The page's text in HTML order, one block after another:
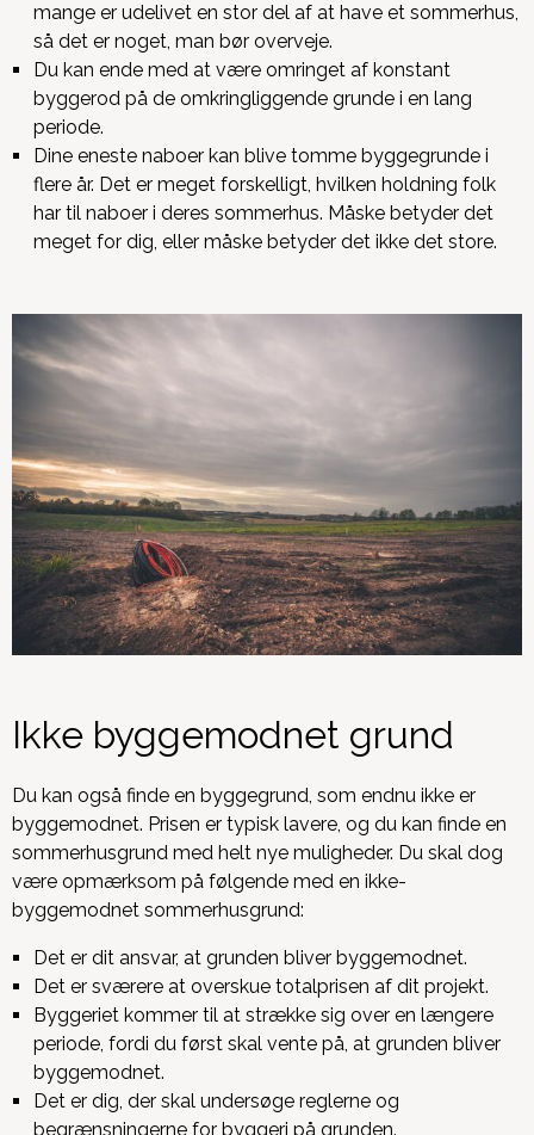
mange er udelivet en stor del af at have et sommerhus,
så det er noget, man bør overveje.
Du kan ende med at være omringet af konstant
byggerod på de omkringliggende grunde i en lang
periode.
Dine eneste naboer kan blive tomme byggegrunde i
flere år. Det er meget forskelligt, hvilken holdning folk
har til naboer i deres sommerhus. Måske betyder det
meget for dig, eller måske betyder det ikke det store.
Ikke byggemodnet grund
Du kan også finde en byggegrund, som endnu ikke er
byggemodnet. Prisen er typisk lavere, og du kan finde en
sommerhusgrund med helt nye muligheder. Du skal dog
være opmærksom på følgende med en ikke-
byggemodnet sommerhusgrund:
Det er dit ansvar, at grunden bliver byggemodnet.
Det er sværere at overskue totalprisen af dit projekt.
Byggeriet kommer til at strække sig over en længere
periode, fordi du først skal vente på, at grunden bliver
byggemodnet.
Det er dig, der skal undersøge reglerne og
begrænsningerne for byggeri på grunden.